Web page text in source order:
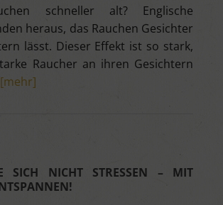
schneller alt? Englische
heraus, das Rauchen Gesichter
lässt. Dieser Effekt ist so stark,
Raucher an ihren Gesichtern
[mehr]
SICH NICHT STRESSEN – MIT